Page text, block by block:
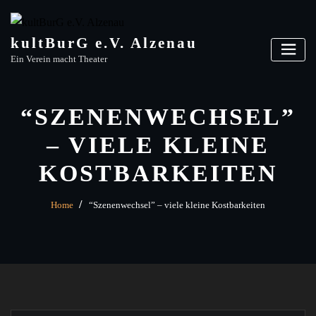
contentkultBurG e.V. Alzenau
Ein Verein macht Theater
“SZENENWECHSEL”
– VIELE KLEINE
KOSTBARKEITEN
Home “Szenenwechsel” – viele kleine Kostbarkeiten